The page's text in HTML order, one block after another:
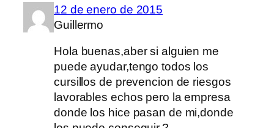
12 de enero de 2015
Guillermo
Hola buenas,aber si alguien me
puede ayudar,tengo todos los
cursillos de prevencion de riesgos
lavorables echos pero la empresa
donde los hice pasan de mi,donde